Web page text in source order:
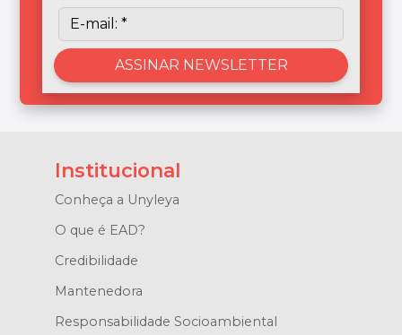
Institucional
Conheça a Unyleya
O que é EAD?
Credibilidade
Mantenedora
Responsabilidade Socioambiental